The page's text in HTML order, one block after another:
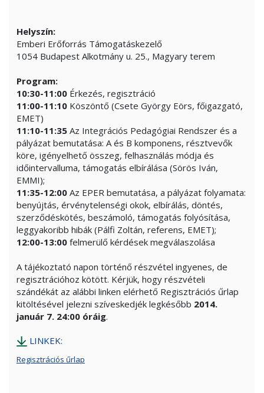
Helyszín:
Emberi Erőforrás Támogatáskezelő
1054 Budapest Alkotmány u. 25., Magyary terem
Program:
10:30-11:00 Érkezés, regisztráció
11:00-11:10 Köszöntő (Csete György Eörs, főigazgató,
EMET)
11:10-11:35 Az Integrációs Pedagógiai Rendszer és a
pályázat bemutatása: A és B komponens, résztvevők
köre, igényelhető összeg, felhasználás módja és
időintervalluma, támogatás elbírálása (Sörös Iván,
EMMI);
11:35-12:00 Az EPER bemutatása, a pályázat folyamata:
benyújtás, érvénytelenségi okok, elbírálás, döntés,
szerződéskötés, beszámoló, támogatás folyósítása,
leggyakoribb hibák (Pálfi Zoltán, referens, EMET);
12:00-13:00 felmerülő kérdések megválaszolása
A tájékoztató napon történő részvétel ingyenes, de
regisztrációhoz kötött. Kérjük, hogy részvételi
szándékát az alábbi linken elérhető Regisztrációs űrlap
kitöltésével jelezni szíveskedjék legkésőbb 2014.
január 7. 24:00 óráig.
LINKEK:
Regisztrációs űrlap